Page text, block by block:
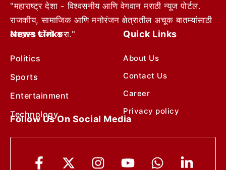
"महाराष्ट्र देशा - विश्वसनीय आणि वेगवान मराठी न्यूज पोर्टल.
राजकीय, सामाजिक आणि मनोरंजन क्षेत्रातील अचूक बातम्यांसाठी
आम्हाला फॉलो करा."
News Links
Politics
Sports
Entertainment
Technology
Quick Links
About Us
Contact Us
Career
Privacy policy
Follow Us On Social Media